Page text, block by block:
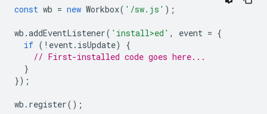
const wb = new Workbox( '/sw.js' );
wb .addEventListener( 'install>ed' , event = {
if ( ! event. isUpdate)
{
// First-installed code goes here...
}
});
wb . register();